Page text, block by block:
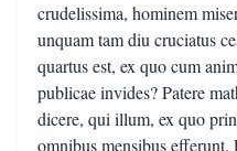
crudelissima, hominem
unquam tam diu cruciatus
quartus est, ex quo cum
publicae invides? Patere
dicere, qui illum, ex quo
omnibus mensibus efferunt.